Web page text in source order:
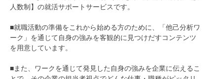
人数制】の就活サポートサービスです。
■就職活動の準備をこれから始める方のために、「他己分析ワ
ーク」を通じて自身の強みを客観的に見つけだすコンテンツ
を用意しています。
■また、ワークを通じて発見した自身の強みを企業に伝えるこ